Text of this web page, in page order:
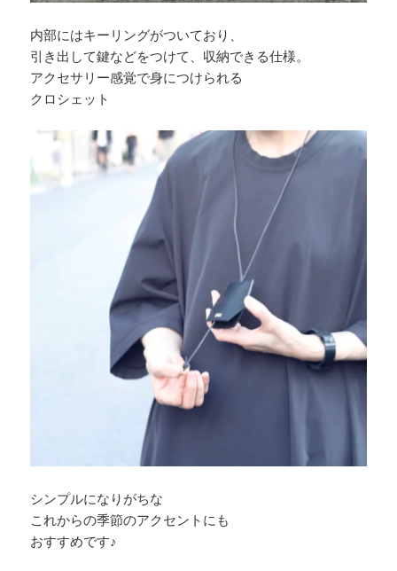
内部にはキーリングがついており、
引き出して鍵などをつけて、収納できる仕様。
アクセサリー感覚で身につけられる
クロシェット
シンプルになりがちな
これからの季節のアクセントにも
おすすめです♪